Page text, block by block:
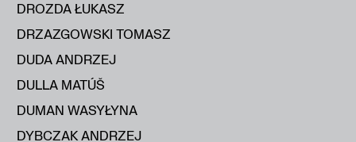
DROZDA ŁUKASZ
DRZAZGOWSKI TOMASZ
DUDA ANDRZEJ
DULLA MATÚŠ
DUMAN WASYŁYNA
DYBCZAK ANDRZEJ